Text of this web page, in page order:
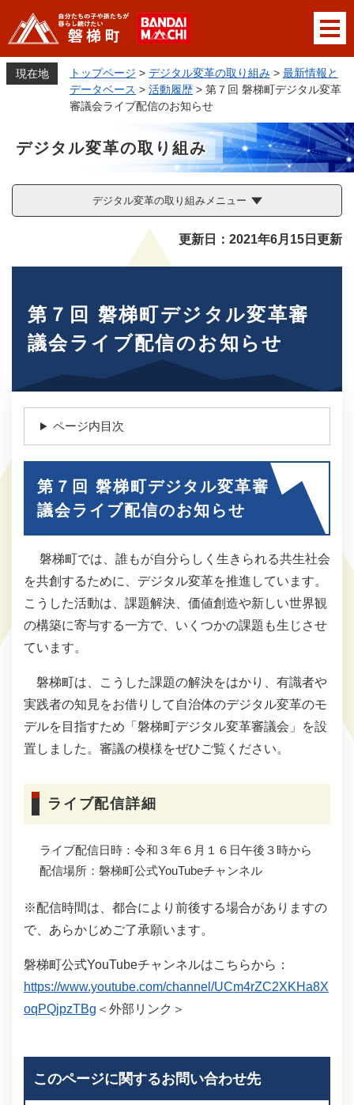
ジ
の
先
メニューを飛ばして本文へ
現在地 トップページ > デジタル変革の取り組み > 最新情報と
データベース > 活動履歴 > 第７回 磐梯町デジタル変革
審議会ライブ配信のお知らせ
デジタル変革の取り組み
デジタル変革の取り組みメニュー
更新日：2021年6月15日更新
第７回 磐梯町デジタル変革審
議会ライブ配信のお知らせ
ページ内目次
第７回 磐梯町デジタル変革審
議会ライブ配信のお知らせ
磐梯町では、誰もが自分らしく生きられる共生社会
を共創するために、デジタル変革を推進しています。
こうした活動は、課題解決、価値創造や新しい世界観
の構築に寄与する一方で、いくつかの課題も生じさせ
ています。
磐梯町は、こうした課題の解決をはかり、有識者や
実践者の知見をお借りして自治体のデジタル変革のモ
デルを目指すため「磐梯町デジタル変革審議会」を設
置しました。審議の模様をぜひご覧ください。
ライブ配信詳細
ライブ配信日時：令和３年６月１６日午後３時から
配信場所：磐梯町公式YouTubeチャンネル
※配信時間は、都合により前後する場合がありますの
で、あらかじめご了承願います。
磐梯町公式YouTubeチャンネルはこちらから：
https://www.youtube.com/channel/UCm4rZC2XKHa8X
oqPQjpzTBg ＜外部リンク＞
このページに関するお問い合わせ先